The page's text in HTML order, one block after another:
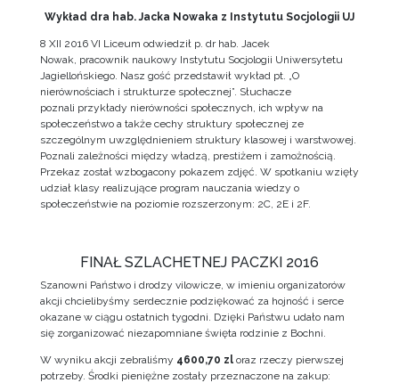
Wykład dra hab. Jacka Nowaka z Instytutu Socjologii UJ
8 XII 2016 VI Liceum odwiedził p. dr hab. Jacek
Nowak, pracownik naukowy Instytutu Socjologii Uniwersytetu
Jagiellońskiego. Nasz gość przedstawił wykład pt. „O
nierównościach i strukturze społecznej”. Słuchacze
poznali przykłady nierówności społecznych, ich wpływ na
społeczeństwo a także cechy struktury społecznej ze
szczególnym uwzględnieniem struktury klasowej i warstwowej.
Poznali zależności między władzą, prestiżem i zamożnością.
Przekaz został wzbogacony pokazem zdjęć. W spotkaniu wzięły
udział klasy realizujące program nauczania wiedzy o
społeczeństwie na poziomie rozszerzonym: 2C, 2E i 2F.
FINAŁ SZLACHETNEJ PACZKI 2016
Szanowni Państwo i drodzy vilowicze, w imieniu organizatorów
akcji chcielibyśmy serdecznie podziękować za hojność i serce
okazane w ciągu ostatnich tygodni. Dzięki Państwu udało nam
się zorganizować niezapomniane święta rodzinie z Bochni.
W wyniku akcji zebraliśmy 4600,70 zl oraz rzeczy pierwszej
potrzeby. Środki pieniężne zostały przeznaczone na zakup: